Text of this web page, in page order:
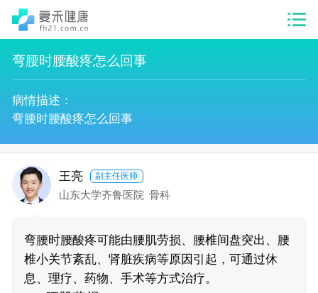
弯腰时腰酸疼怎么回事
病情描述：
弯腰时腰酸疼怎么回事
王亮 副主任医师
山东大学齐鲁医院 骨科
弯腰时腰酸疼可能由腰肌劳损、腰椎间盘突出、腰
椎小关节紊乱、肾脏疾病等原因引起，可通过休
息、理疗、药物、手术等方式治疗。